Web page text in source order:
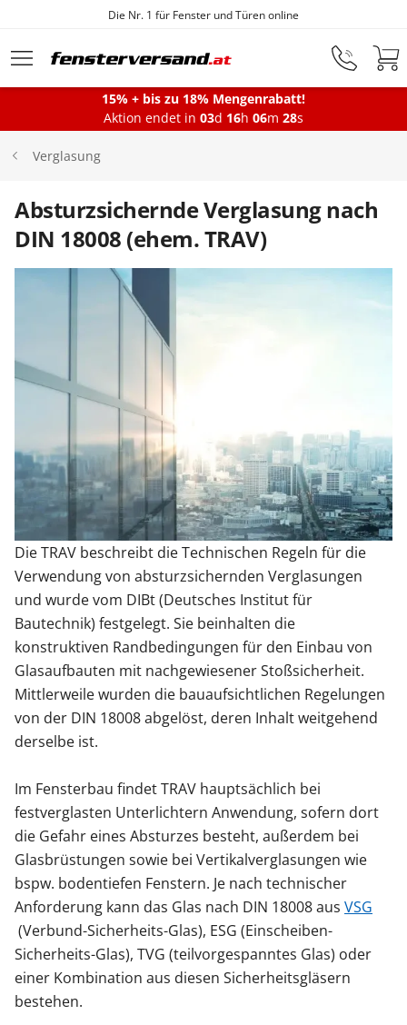
Zum Hauptinhalt springen
Die Nr. 1 für Fenster und Türen online
Fenster
Balkontüren
Sonnenschutz
Zäune & Tore
Garagentore
Carports
Anmelden / Registrieren
Kontakt / Hilfe
15% + bis zu 18% Mengenrabatt!
Aktion endet in 03d 16h 06m 28s
Verglasung
Absturzsichernde Verglasung nach
DIN 18008 (ehem. TRAV)
Die TRAV beschreibt die Technischen Regeln für die
Verwendung von absturzsichernden Verglasungen
und wurde vom DIBt (Deutsches Institut für
Bautechnik) festgelegt. Sie beinhalten die
konstruktiven Randbedingungen für den Einbau von
Glasaufbauten mit nachgewiesener Stoßsicherheit.
Mittlerweile wurden die bauaufsichtlichen Regelungen
von der DIN 18008 abgelöst, deren Inhalt weitgehend
derselbe ist.
Im Fensterbau findet TRAV hauptsächlich bei
festverglasten Unterlichtern Anwendung, sofern dort
die Gefahr eines Absturzes besteht, außerdem bei
Glasbrüstungen sowie bei Vertikalverglasungen wie
bspw. bodentiefen Fenstern. Je nach technischer
Anforderung kann das Glas nach DIN 18008 aus VSG
(Verbund-Sicherheits-Glas), ESG (Einscheiben-
Sicherheits-Glas), TVG (teilvorgespanntes Glas) oder
einer Kombination aus diesen Sicherheitsgläsern
bestehen.